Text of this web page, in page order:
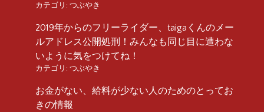
カテゴリ: つぶやき
2019年からのフリーライダー、taigaくんのメー
ルアドレス公開処刑！みんなも同じ目に遭わな
いように気をつけてね！
カテゴリ: つぶやき
お金がない、給料が少ない人のためのとってお
きの情報